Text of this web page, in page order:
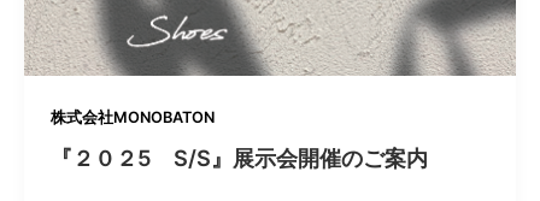
株式会社MONOBATON
『２０２5 S/S』展示会開催のご案内